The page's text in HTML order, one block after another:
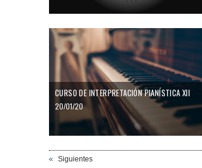
CURSO DE INTERPRETACIÓN PIANÍSTICA XII
20/01/20
Siguientes